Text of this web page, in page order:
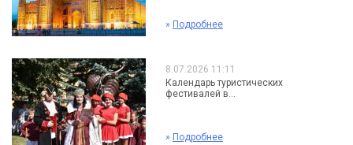
» Подробнее
8.07.2026 11:11
Календарь туристических
фестивалей в...
» Подробнее